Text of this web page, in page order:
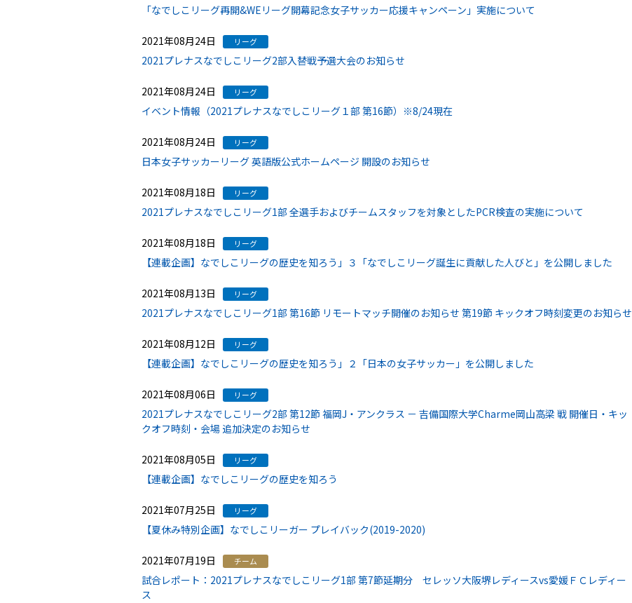
「なでしこリーグ再開&WEリーグ開幕記念女子サッカー応援キャンペーン」実施について
2021年08月24日 リーグ
2021プレナスなでしこリーグ2部入替戦予選大会のお知らせ
2021年08月24日 リーグ
イベント情報（2021プレナスなでしこリーグ１部 第16節）※8/24現在
2021年08月24日 リーグ
日本女子サッカーリーグ 英語版公式ホームページ 開設のお知らせ
2021年08月18日 リーグ
2021プレナスなでしこリーグ1部 全選手およびチームスタッフを対象としたPCR検査の実施について
2021年08月18日 リーグ
【連載企画】なでしこリーグの歴史を知ろう」３「なでしこリーグ誕生に貢献した人びと」を公開しました
2021年08月13日 リーグ
2021プレナスなでしこリーグ1部 第16節 リモートマッチ開催のお知らせ 第19節 キックオフ時刻変更のお知らせ
2021年08月12日 リーグ
【連載企画】なでしこリーグの歴史を知ろう」２「日本の女子サッカー」を公開しました
2021年08月06日 リーグ
2021プレナスなでしこリーグ2部 第12節 福岡J・アンクラス － 吉備国際大学Charme岡山高梁 戦 開催日・キッ
クオフ時刻・会場 追加決定のお知らせ
2021年08月05日 リーグ
【連載企画】なでしこリーグの歴史を知ろう
2021年07月25日 リーグ
【夏休み特別企画】なでしこリーガー プレイバック(2019-2020)
2021年07月19日 チーム
試合レポート：2021プレナスなでしこリーグ1部 第7節延期分 セレッソ大阪堺レディースvs愛媛ＦＣレディー
ス